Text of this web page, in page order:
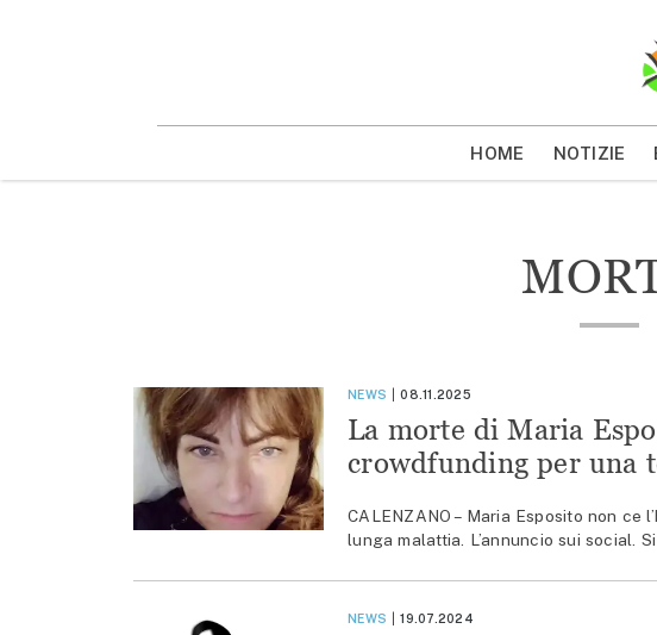
HOME NOTIZIE
NEWS 08.11.2025
La morte di Maria
crowdfunding per una
CALENZANO – Maria Esposito non ce
lunga malattia. L’annuncio sui social.
NEWS 19.07.2024